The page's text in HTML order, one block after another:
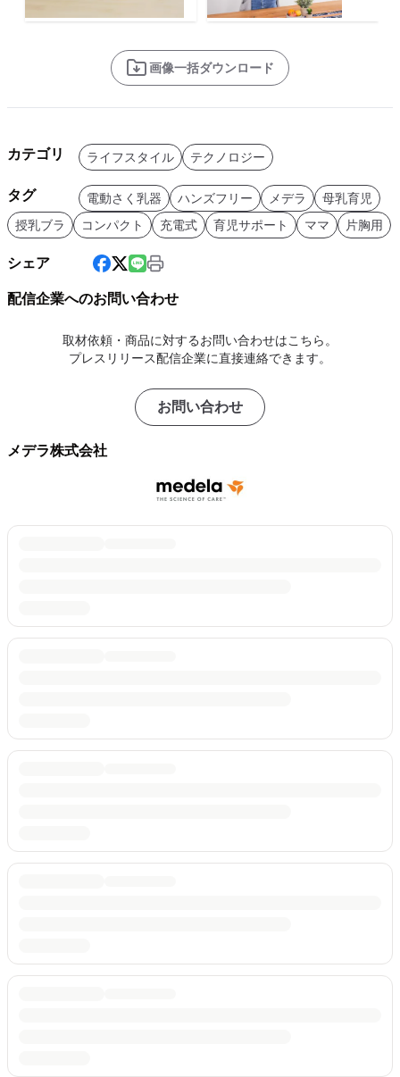
画像一括ダウンロード
カテゴリ ライフスタイル テクノロジー
タグ 電動さく乳器 ハンズフリー メデラ
母乳育児
授乳ブラ
コンパクト 充電式 育児サポート ママ 片胸用
シェア
配信企業へのお問い合わせ
取材依頼・商品に対するお問い合わせはこちら。
プレスリリース配信企業に直接連絡できます。
お問い合わせ
メデラ株式会社